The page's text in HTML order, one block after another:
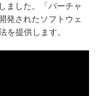
ました。「バーチャ
発されたソフトウェ
を提供します。